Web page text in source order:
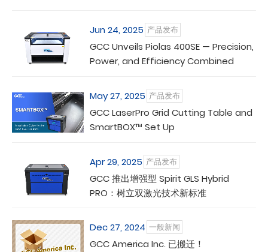
Jun 24, 2025 产品发布
GCC Unveils Piolas 400SE — Precision,
Power, and Efficiency Combined
May 27, 2025 产品发布
GCC LaserPro Grid Cutting Table and
SmartBOX™ Set Up
Apr 29, 2025 产品发布
GCC 推出增强型 Spirit GLS Hybrid
PRO：树立双激光技术新标准
Dec 27, 2024 一般新闻
GCC America Inc. 已搬迁！